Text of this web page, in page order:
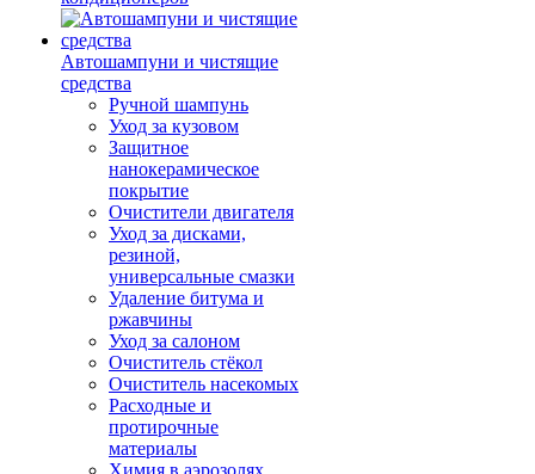
Автошампуни и чистящие
средства
Ручной шампунь
Уход за кузовом
Защитное
нанокерамическое
покрытие
Очистители двигателя
Уход за дисками,
резиной,
универсальные смазки
Удаление битума и
ржавчины
Уход за салоном
Очиститель стёкол
Очиститель насекомых
Расходные и
протирочные
материалы
Химия в аэрозолях